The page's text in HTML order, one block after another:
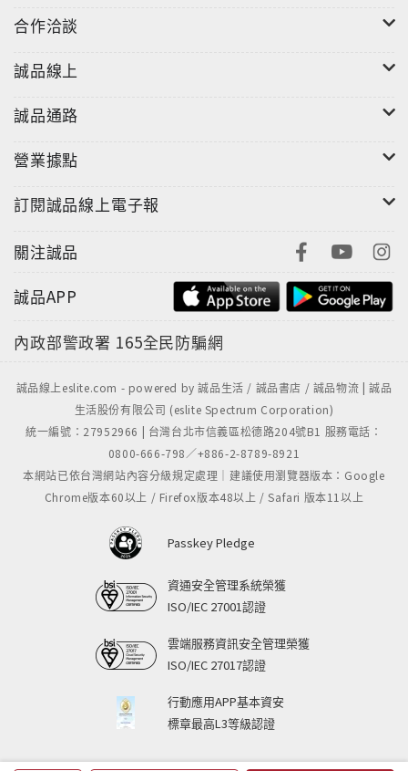
合作洽談
誠品線上
誠品通路
營業據點
訂閱誠品線上電子報
關注誠品
誠品APP
內政部警政署 165全民防騙網
誠品線上eslite.com - powered by 誠品生活 / 誠品書店 / 誠品物流 | 誠品
生活股份有限公司 (eslite Spectrum Corporation)
統一編號：27952966 | 台灣台北市信義區松德路204號B1 服務電話：
0800-666-798／+886-2-8789-8921
本網站已依台灣網站內容分級規定處理｜建議使用瀏覽器版本：Google
Chrome版本60以上 / Firefox版本48以上 / Safari 版本11以上
Passkey Pledge
資通安全管理系統榮獲
ISO/IEC 27001認證
雲端服務資訊安全管理榮獲
ISO/IEC 27017認證
行動應用APP基本資安
標章最高L3等級認證